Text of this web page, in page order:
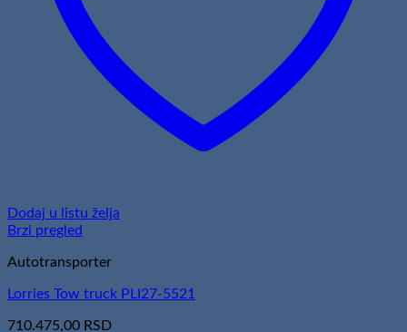
Dodaj u listu želja
Brzi pregled
Autotransporter
Lorries Tow truck PLI27-5521
710.475,00 RSD